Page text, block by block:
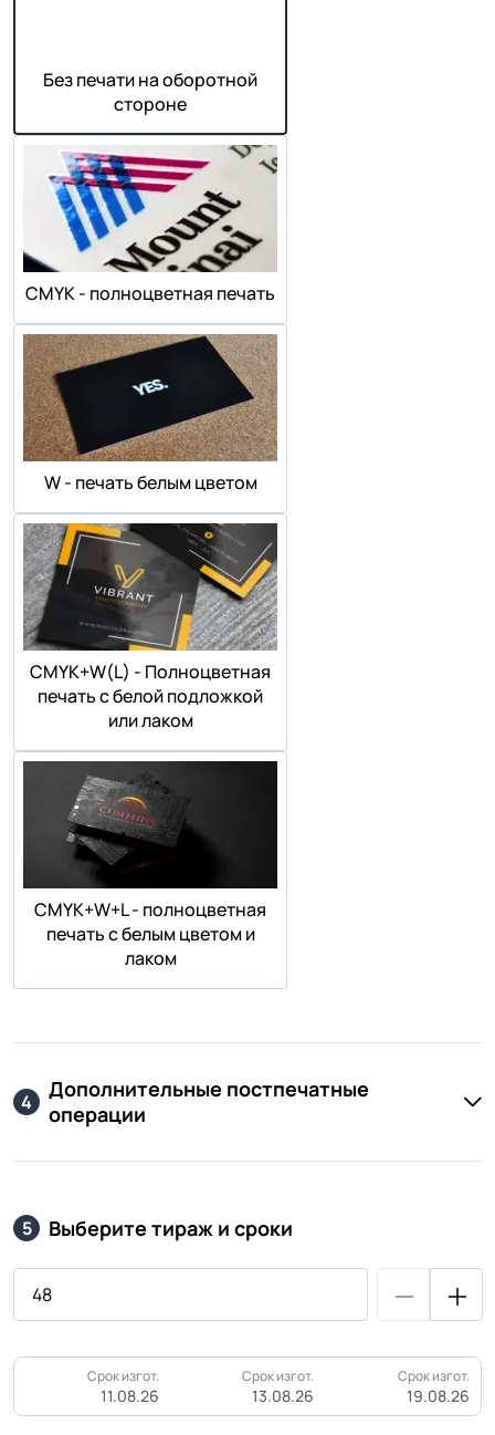
Без печати на оборотной
стороне
СMYK - полноцветная печать
W - печать белым цветом
СMYK+W(L) - Полноцветная
печать с белой подложкой
или лаком
СMYK+W+L - полноцветная
печать с белым цветом и
лаком
4
Дополнительные постпечатные
операции
5 Выберите тираж и сроки
Срок изгот.
11.08.26
Срок изгот.
13.08.26
Срок изгот.
19.08.26